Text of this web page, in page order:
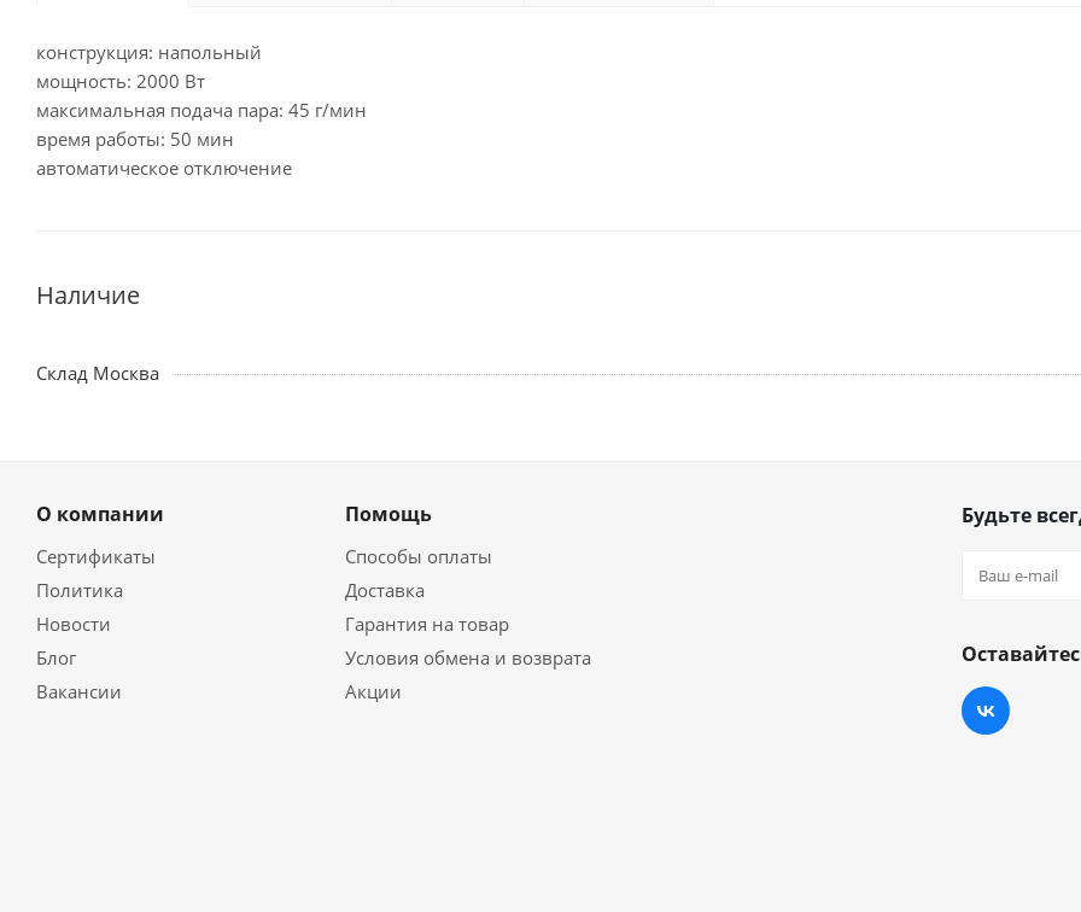
конструкция: напольный
мощность: 2000 Вт
максимальная подача пара: 45 г/мин
время работы: 50 мин
автоматическое отключение
Наличие
Склад Москва
О компании
Сертификаты
Политика
Новости
Блог
Вакансии
Помощь
Способы оплаты
Доставка
Гарантия на товар
Условия обмена и возврата
Акции
Будьте